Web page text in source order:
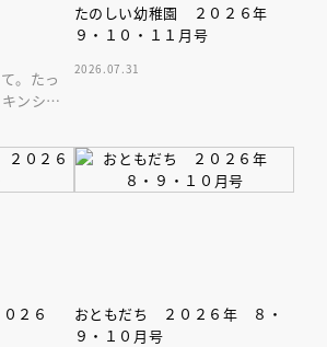
。たっ
ンシッ
ファー
たのしい幼稚園 ２０２６年
９・１０・１１月号
2026.07.31
２６
おともだち ２０２６年 ８・
９・１０月号